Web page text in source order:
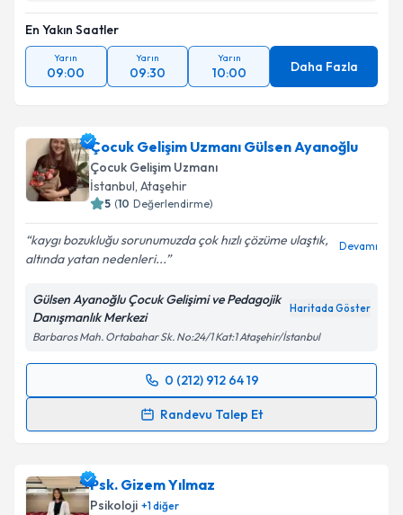
En Yakın Saatler
Yarın
09:00
Yarın
09:30
Yarın
10:00 Daha Fazla
Çocuk Gelişim Uzmanı Gülsen Ayanoğlu
Çocuk Gelişim Uzmanı
İstanbul, Ataşehir
5 (10 Değerlendirme)
kaygı bozukluğu sorunumuzda çok hızlı çözüme ulaştık,
altında yatan nedenleri...
Devamı
Gülsen Ayanoğlu Çocuk Gelişimi ve Pedagojik
Danışmanlık Merkezi
Haritada Göster
Barbaros Mah. Ortabahar Sk. No:24/1 Kat:1 Ataşehir/İstanbul
0 (212) 912 64 19
Randevu Talep Et
Randevu Takvimi Talebi
randevu almanız için bir takvim hazırlandığında e-
posta ile bilgilendireceğiz.
Psk. Gizem Yılmaz
Psikoloji +1diğer